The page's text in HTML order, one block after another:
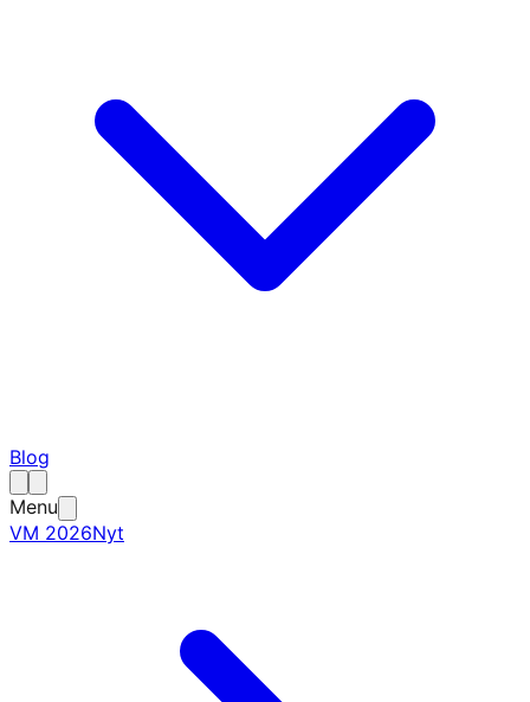
Blog
Menu
VM 2026Nyt